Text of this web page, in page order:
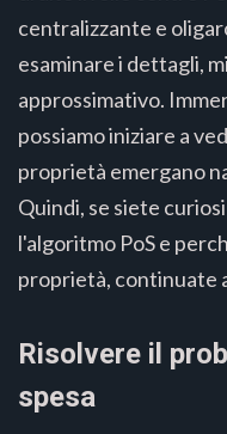
centralizzante e
esaminare i dettagli,
approssimativo.
possiamo iniziare a
proprietà emergano
Quindi, se siete
l'algoritmo PoS e
proprietà, continuate
Risolvere il
spesa